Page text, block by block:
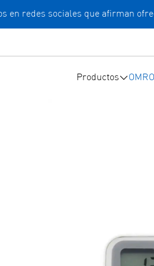
en redes sociales que afirman
Productos